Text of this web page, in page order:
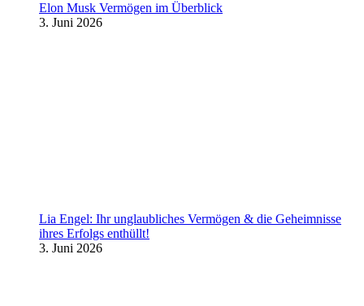
Elon Musk Vermögen im Überblick
3. Juni 2026
Lia Engel: Ihr unglaubliches Vermögen & die Geheimnisse
ihres Erfolgs enthüllt!
3. Juni 2026